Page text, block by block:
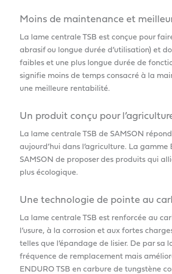
Moins de maintenance et
La lame centrale TSB est conçue pour
abrasif ou longue durée d’utilisation) et
faibles et une plus longue durée de
signifie moins de temps consacré à la
une meilleure rentabilité.
Un produit conçu pour
La lame centrale TSB de SAMSON
aujourd’hui dans l’agriculture. La
SAMSON de proposer des produits qui
plus écologique.
Une technologie de pointe au
La lame centrale TSB est renforcée au
l’usure, à la corrosion et aux fortes
telles que l’épandage de lisier. De par
fréquence de remplacement mais
ENDURO TSB en carbure de tungstène